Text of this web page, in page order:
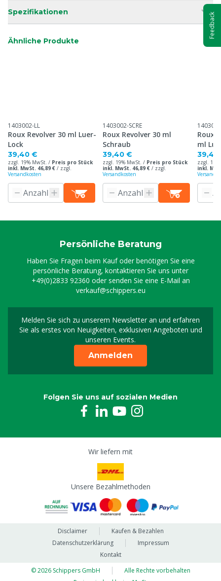
Spezifikationen
Ähnliche Produkte
1403002-LL
Roux Revolver 30 ml Luer-
Lock
39,40 €
zzgl. 19% MwSt. / Preis pro Stück
inkl. MwSt. 46,89 € / zzgl.
Versandkosten
1403002-SCRE
Roux Revolver 30 ml
Schraub
39,40 €
zzgl. 19% MwSt. / Preis pro Stück
inkl. MwSt. 46,89 € / zzgl.
Versandkosten
Roux
ml
39,40
zzgl.
inkl.
Persönliche Beratung
Haben Sie Fragen beim Kauf oder benötigen Sie eine
persönliche Beratung, kontaktieren Sie uns unter
+49(0)2833 92360 oder senden Sie eine E-Mail an
verkauf@schippers.eu
Melden Sie sich zu unserem Newsletter an und erfahren
Sie als erstes von Neuigkeiten, exklusiven Angeboten und
unseren Events.
Melden Sie sich für
Anmelden
Folgen Sie uns auf sozialen Medien
Wir liefern mit
Unsere Bezahlmethoden
Disclaimer
Kaufen & Bezahlen
Datenschutzerklärung
Impressum
Kontakt
© 2026 Schippers GmbH
Alle Rechte vorbehalten
Feedback